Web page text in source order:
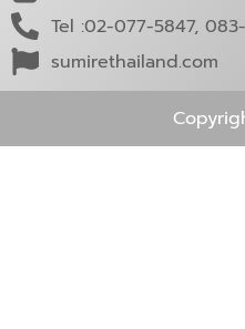
Tel :02-077-5847,
sumirethailand.com